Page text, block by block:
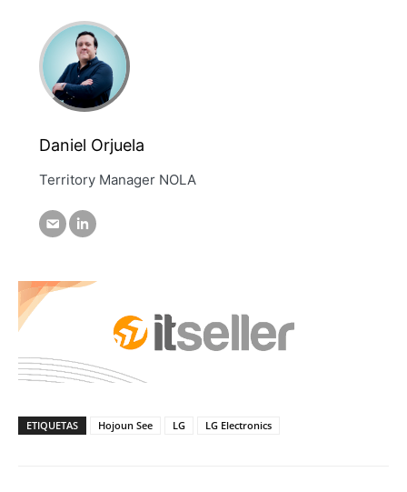
Daniel Orjuela
Territory Manager NOLA
ETIQUETAS Hojoun See LG LG Electronics